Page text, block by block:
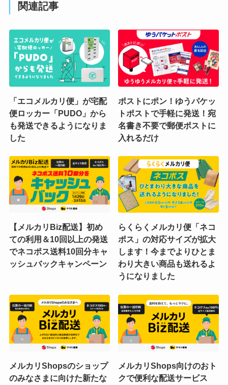
関連記事
「エコメルカリ便」が宅配
便ロッカー「PUDO」から
も発送できるようになりま
した
ポストにポン！ゆうパケッ
トポストで手軽に発送！宛
名書き不要で郵便ポストに
入れるだけ
【メルカリBiz配送】初め
ての利用＆10回以上の発送
でネコポス送料10回分キャ
ッシュバックキャンペーン
らくらくメルカリ便「ネコ
ポス」の対応サイズが拡大
します！今までよりひとま
わり大きい商品も送れるよ
うになりました
メルカリShopsのショップ
のみなさまに向けた新たな
メルカリShops向けのおト
クで便利な配送サービス